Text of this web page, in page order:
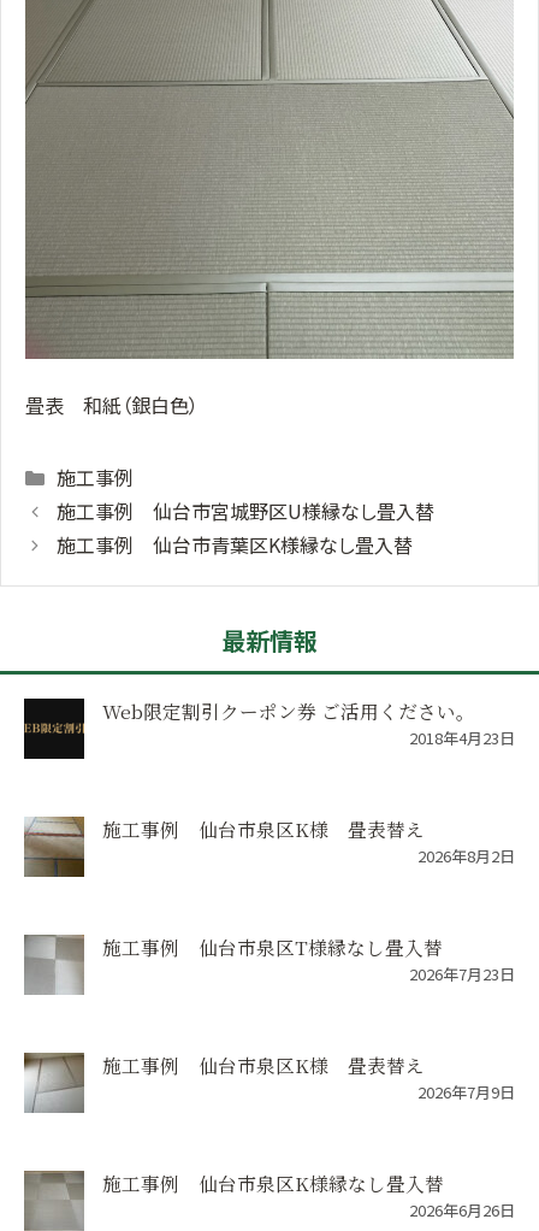
畳表 和紙（銀白色）
Categories
施工事例
施工事例 仙台市宮城野区U様縁なし畳入替
施工事例 仙台市青葉区K様縁なし畳入替
最新情報
Web限定割引クーポン券 ご活用ください。
2018年4月23日
施工事例 仙台市泉区K様 畳表替え
2026年8月2日
施工事例 仙台市泉区T様縁なし畳入替
2026年7月23日
施工事例 仙台市泉区K様 畳表替え
2026年7月9日
施工事例 仙台市泉区K様縁なし畳入替
2026年6月26日